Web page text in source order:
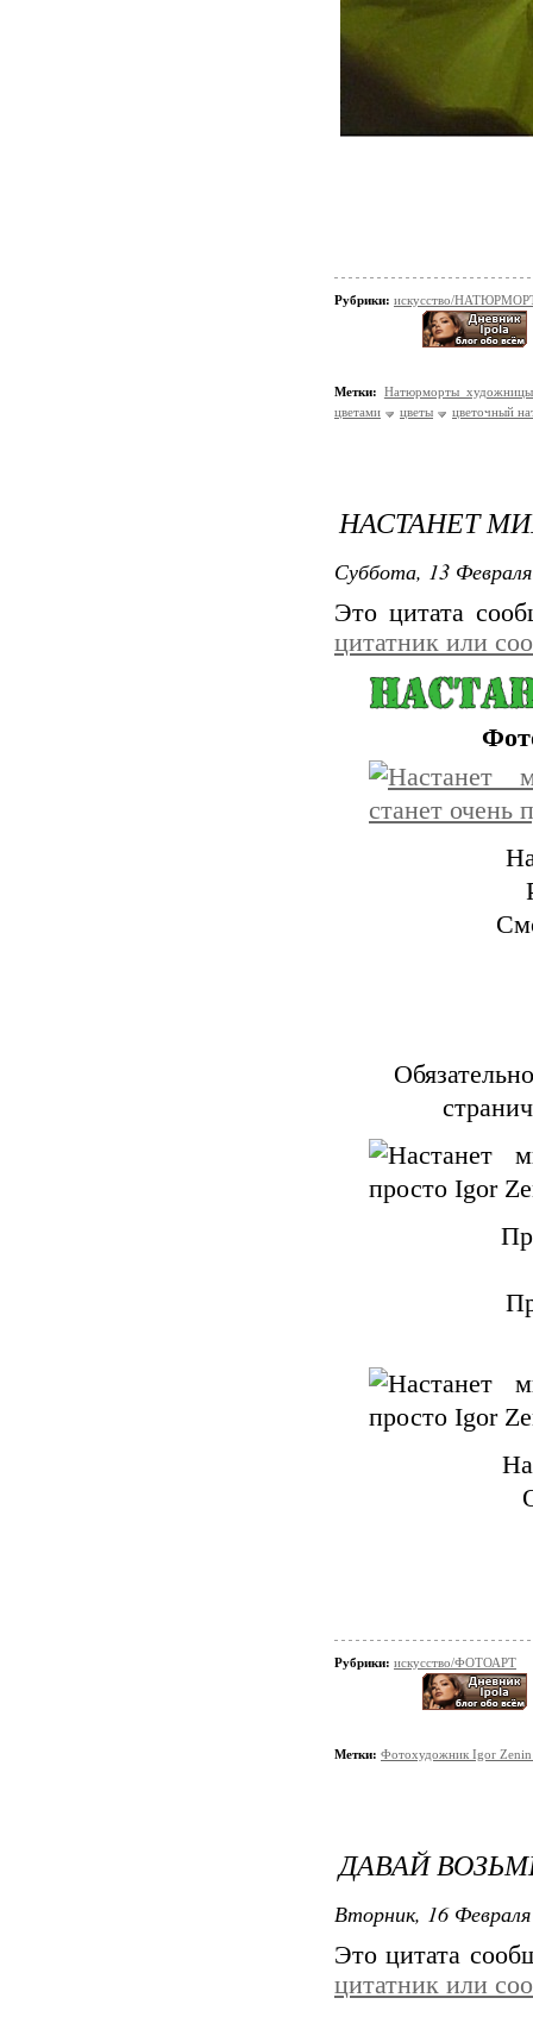
Рубрики: искусство/
Метки: Натюрморты
цветами
цветы цветочный
НАСТАНЕТ
Суббота, 13
Это цитата
цитатник или
Рубрики: искусство/ФОТОАРТ
Метки: Фотохудожник Igor
ДАВАЙ
Вторник, 16
Это цитата
цитатник или